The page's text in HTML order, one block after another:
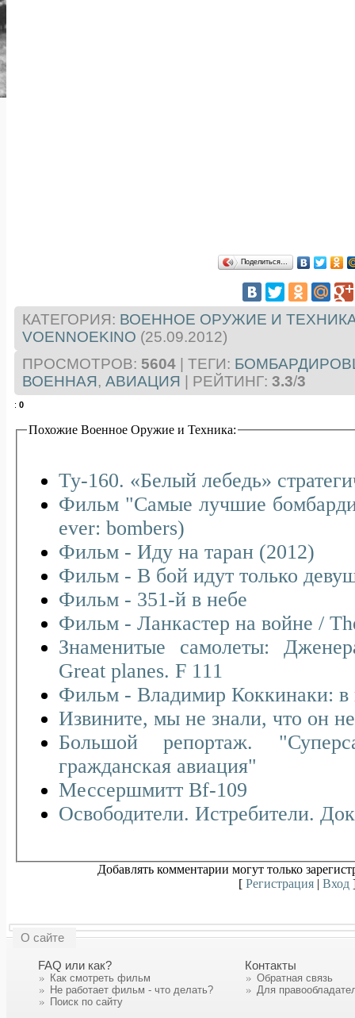
Поделиться…
КАТЕГОРИЯ: ВОЕННОЕ ОРУЖИЕ И
VOENNOEKINO (25.09.2012)
ПРОСМОТРОВ: 5604 ТЕГИ:
ВОЕННАЯ, АВИАЦИЯ РЕЙТИНГ: 3.3/3
: 0
Похожие Военное Оружие и Техника:
Ту-160. «Белый лебедь»
Фильм "Самые лучшие
ever: bombers)
Фильм - Иду на таран (2012)
Фильм - В бой идут только
Фильм - 351-й в небе
Фильм - Ланкастер на войне /
Знаменитые самолеты:
Great planes. F 111
Фильм - Владимир Коккинаки: в
Извините, мы не знали, что он
Большой репортаж.
гражданская авиация"
Мессершмитт Bf-109
Освободители. Истребители.
Добавлять комментарии могут только
[ Регистрация| Вход
О сайте
FAQ или как?
Как смотреть фильм
Не работает фильм - что делать?
Поиск по сайту
Контакты
Обратная связь
Для